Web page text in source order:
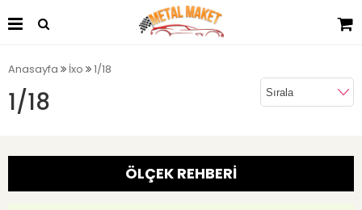
Anasayfa İxo 1/18
1/18
ÖLÇEK REHBERİ